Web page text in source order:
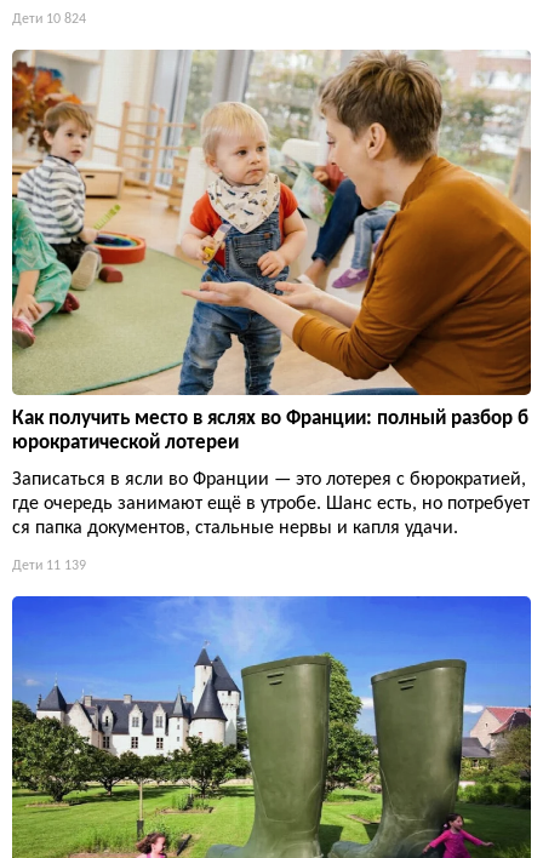
Дети 10 824
Как получить место в яслях во Франции: полный разбор б
юрократической лотереи
Записаться в ясли во Франции — это лотерея с бюрократией,
где очередь занимают ещё в утробе. Шанс есть, но потребует
ся папка документов, стальные нервы и капля удачи.
Дети 11 139